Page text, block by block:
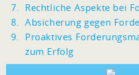
Rechtliche Aspekte bei
Absicherung gegen
Proaktives
zum Erfolg